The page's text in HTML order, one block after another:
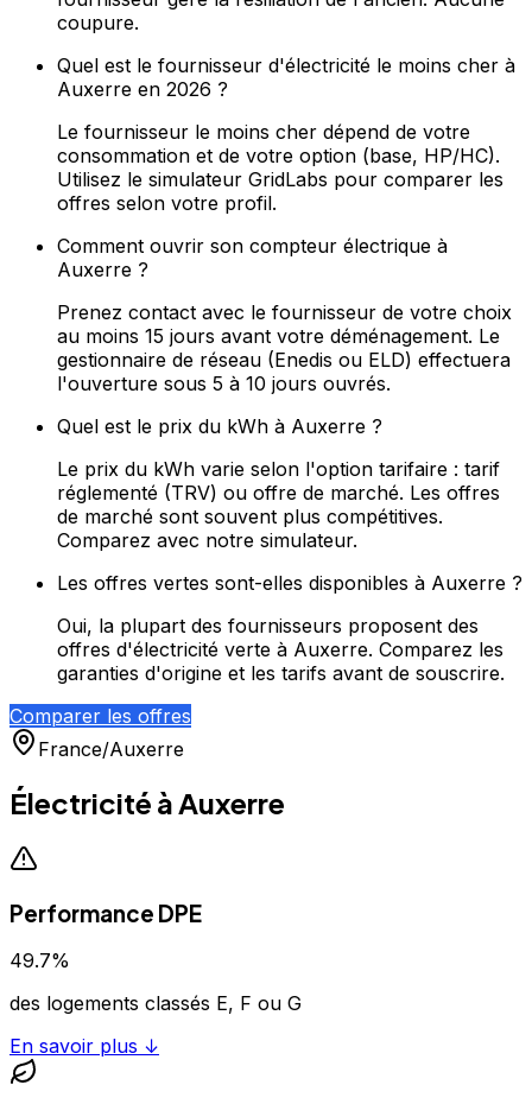
coupure.
Quel est le fournisseur d'électricité le moins cher à
Auxerre en 2026 ?
Le fournisseur le moins cher dépend de votre
consommation et de votre option (base, HP/HC).
Utilisez le simulateur GridLabs pour comparer les
offres selon votre profil.
Comment ouvrir son compteur électrique à
Auxerre ?
Prenez contact avec le fournisseur de votre choix
au moins 15 jours avant votre déménagement. Le
gestionnaire de réseau (Enedis ou ELD) effectuera
l'ouverture sous 5 à 10 jours ouvrés.
Quel est le prix du kWh à Auxerre ?
Le prix du kWh varie selon l'option tarifaire : tarif
réglementé (TRV) ou offre de marché. Les offres
de marché sont souvent plus compétitives.
Comparez avec notre simulateur.
Les offres vertes sont-elles disponibles à Auxerre ?
Oui, la plupart des fournisseurs proposent des
offres d'électricité verte à Auxerre. Comparez les
garanties d'origine et les tarifs avant de souscrire.
Comparer les offres
France/Auxerre
Électricité à Auxerre
Performance DPE
49.7%
des logements classés E, F ou G
En savoir plus ↓